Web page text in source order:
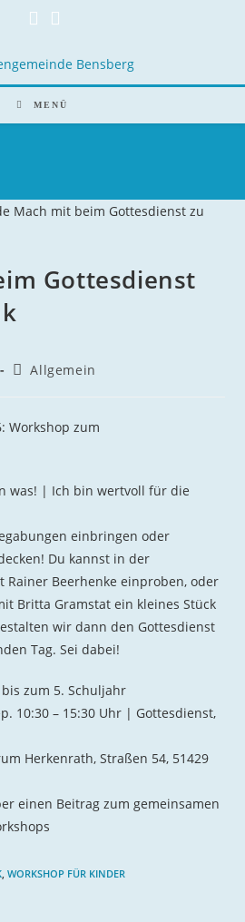
MENÜ
Gottesdienst
Allgemein
Workshop zum
was! | Ich bin wertvollfür die
einbringen oder
Du kannst in der
Rainer Beerhenke einproben, oder
Britta Gramstat ein kleines Stück
wir dann den Gottesdienst
Tag. Sei dabei!
zum 5. Schuljahr
10:30 – 15:30 Uhr | Gottesdienst,
Herkenrath, Straßen 54, 51429
einen Beitrag zum gemeinsamen
WORKSHOP FÜR KINDER